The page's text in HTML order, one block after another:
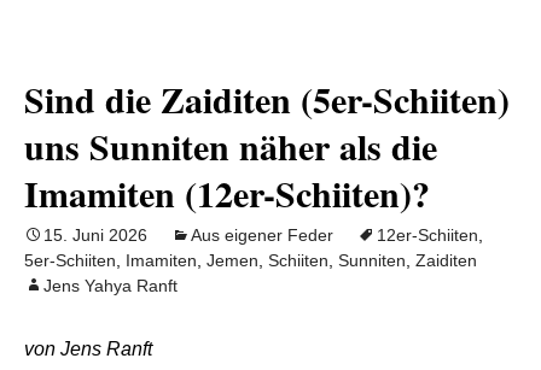
Sind die Zaiditen (5er-Schiiten)
uns Sunniten näher als die
Imamiten (12er-Schiiten)?
15. Juni 2026 Aus eigener Feder 12er-Schiiten
5er-Schiiten
Imamiten Jemen Schiiten Sunniten Zaiditen
Jens Yahya Ranft
von Jens Ranft